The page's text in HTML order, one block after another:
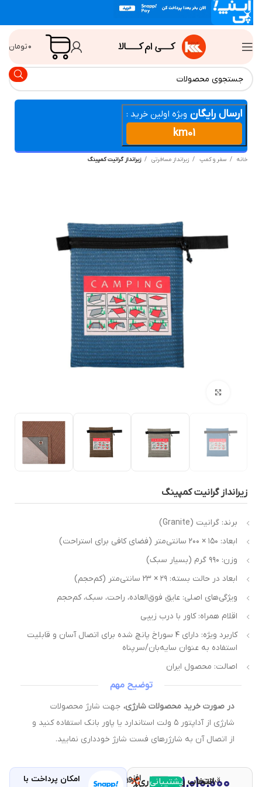
تومان
ارسال رایگان ویژه اولین خرید :
km01
سفر و کمپ زیرانداز مسافرتی زیرانداز گرانیت کمپینگ
بزرگنمایی تصویر
گرانیت کمپینگ
برند: گرانیت (Granite)
ابعاد: ۱۵۰ × ۲۰۰ سانتی‌متر (فضای کافی برای استراحت)
وزن: ۹۹۰ گرم (بسیار سبک)
ابعاد در حالت بسته: ۲۹ × ۲۳ سانتی‌متر (کم‌حجم)
ویژگی‌های اصلی: عایق فوق‌العاده، راحت، سبک، کم‌حجم
اقلام همراه: کاور با درب زیپی
کاربرد ویژه: دارای ۴ سوراخ پانچ شده برای اتصال آسان و قابلیت
استفاده به عنوان سایه‌بان/سرپناه
اصالت: محصول ایران
توضیح مهم
در صورت خرید محصولات شارژی،جهت شارژ محصولات
شارژی از آداپتور ۵ ولت استاندارد یا پاور بانک استفاده کنید و
از اتصال آن به شارژرهای فست شارژ خودداری نمایید.
قیمت و
۱,۰۱۰,۰۰۰تومان
انتخاب رنگ (اجباری)
با خرید
پشتیبانی
افزودنمقایسه
امکان پرداخت با